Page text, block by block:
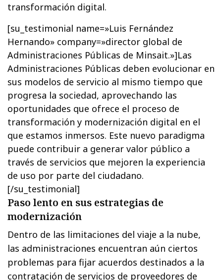
transformación digital.
[su_testimonial name=»Luis Fernández
Hernando» company=»director global de
Administraciones Públicas de Minsait.»]Las
Administraciones Públicas deben evolucionar en
sus modelos de servicio al mismo tiempo que
progresa la sociedad, aprovechando las
oportunidades que ofrece el proceso de
transformación y modernización digital en el
que estamos inmersos. Este nuevo paradigma
puede contribuir a generar valor público a
través de servicios que mejoren la experiencia
de uso por parte del ciudadano.
[/su_testimonial]
Paso lento en sus estrategias de
modernización
Dentro de las limitaciones del viaje a la nube,
las administraciones encuentran aún ciertos
problemas para fijar acuerdos destinados a la
contratación de servicios de proveedores de